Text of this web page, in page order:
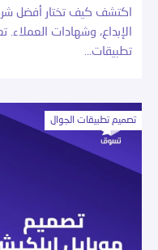
اكتشف كيف تختار أفضل
الإبداع، وشهادات
تطبيقات…
تصميم تطبيقات الجوال